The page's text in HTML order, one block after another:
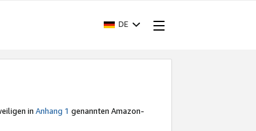
DE
in Anhang 1 genannten Amazon-